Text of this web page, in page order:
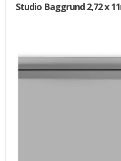
Studio Baggrund 2,72 x